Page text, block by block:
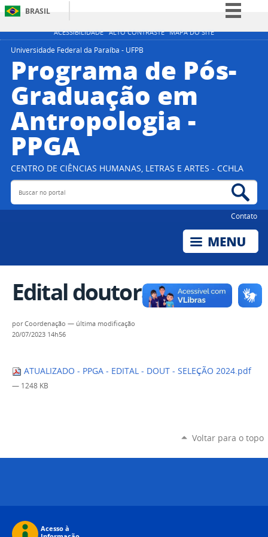
ACESSIBILIDADE ALTO CONTRASTE MAPA DO SITE
BRASIL
Simplifique!
Participe
Legislação
Canais
Universidade Federal da Paraíba - UFPB
Programa de Pós-
Graduação em
Antropologia -
PPGA
CENTRO DE CIÊNCIAS HUMANAS, LETRAS E ARTES - CCHLA
Buscar no portal
Contato
Edital doutorado 2023
porCoordenação — última modificação
20/07/2023 14h56
ATUALIZADO - PPGA - EDITAL - DOUT - SELEÇÃO 2024.pdf
— 1248 KB
Voltar para o topo